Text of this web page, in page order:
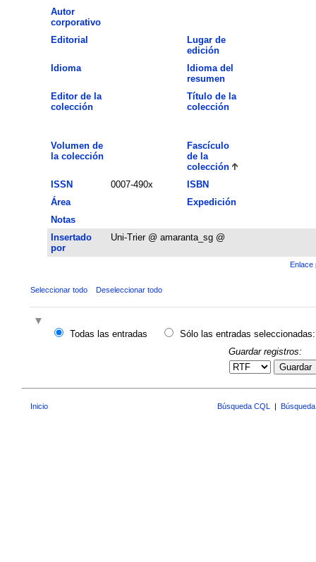
Autor
corporativo
Editorial
Lugar de
edición
Idioma
Idioma del
resumen
Editor de la
colección
Título de la
colección
Volumen de
la colección
Fascículo
de la
colección
ISSN
0007-490x
ISBN
Área
Expedición
Notas
Insertado
por
Uni-Trier @ amaranta_sg @
Enlace
Seleccionar todo Deseleccionar todo
Todas las entradas
Sólo las entradas seleccionadas:
Guardar registros:
Guardar
Inicio Búsqueda CQL